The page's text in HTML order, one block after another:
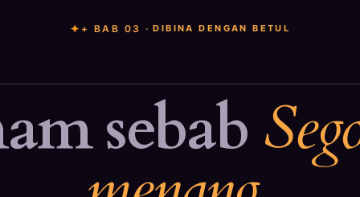
+ BAB 03 · DIBINA DENGAN BETUL
sebab